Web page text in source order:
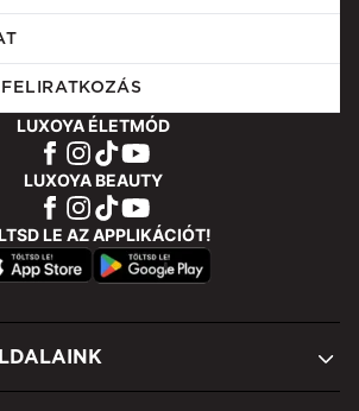
LUXOYA ÉLETMÓD
LUXOYA BEAUTY
LE AZ APPLIKÁCIÓT!